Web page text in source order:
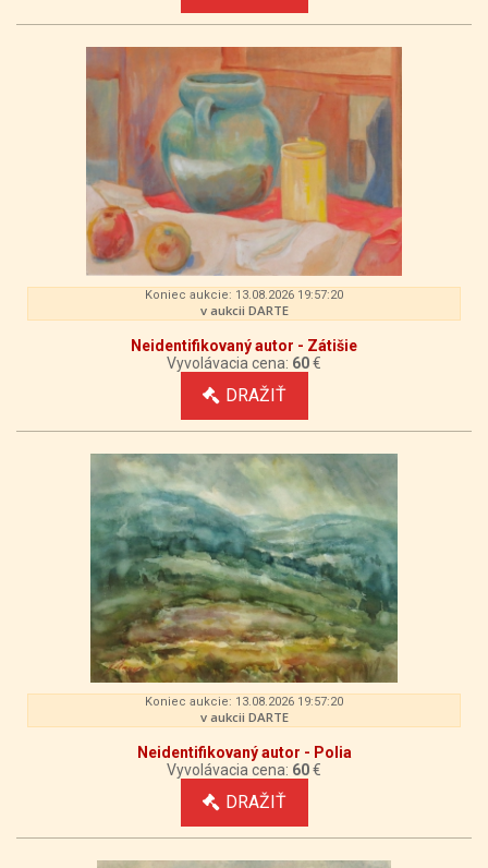
Koniec aukcie: 13.08.2026 19:57:20
v aukcii DARTE
Neidentifikovaný autor - Zátišie
Vyvolávacia cena: 60€
DRAŽIŤ
Koniec aukcie: 13.08.2026 19:57:20
v aukcii DARTE
Neidentifikovaný autor - Polia
Vyvolávacia cena: 60€
DRAŽIŤ